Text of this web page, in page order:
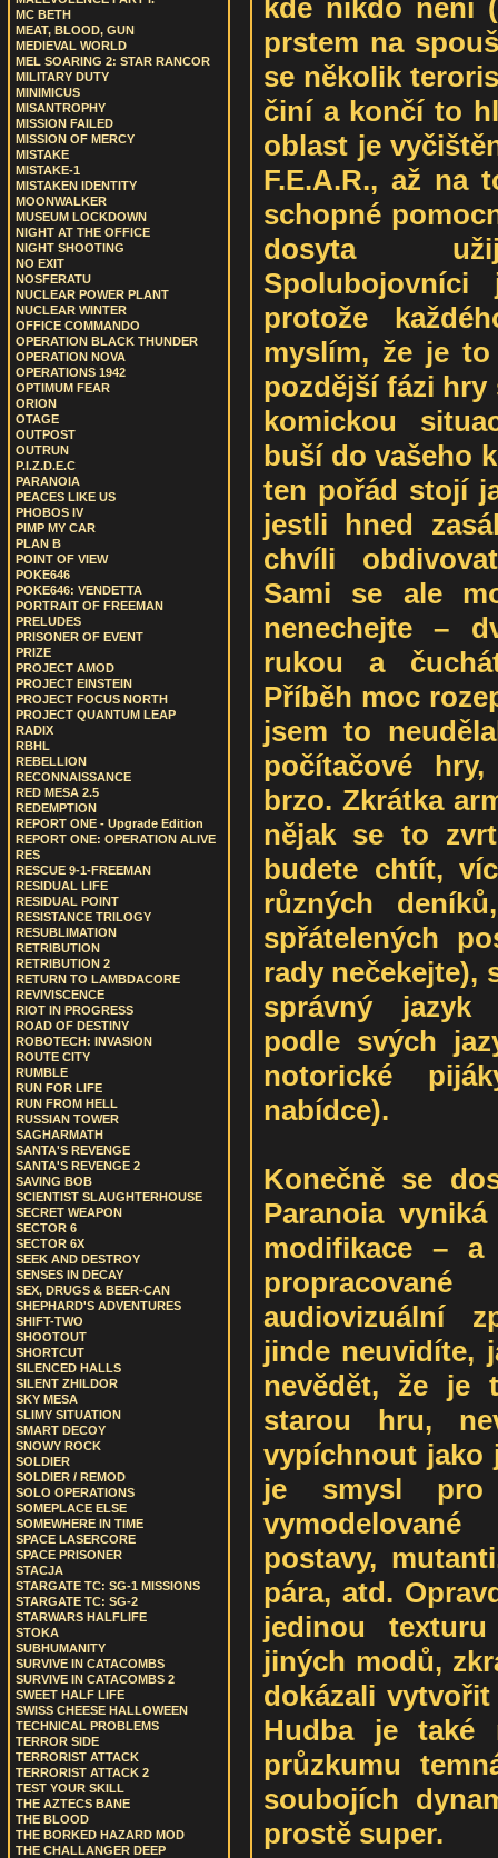
MC BETH
MEAT, BLOOD, GUN
MEDIEVAL WORLD
MEL SOARING 2: STAR RANCOR
MILITARY DUTY
MINIMICUS
MISANTROPHY
MISSION FAILED
MISSION OF MERCY
MISTAKE
MISTAKE-1
MISTAKEN IDENTITY
MOONWALKER
MUSEUM LOCKDOWN
NIGHT AT THE OFFICE
NIGHT SHOOTING
NO EXIT
NOSFERATU
NUCLEAR POWER PLANT
NUCLEAR WINTER
OFFICE COMMANDO
OPERATION BLACK THUNDER
OPERATION NOVA
OPERATIONS 1942
OPTIMUM FEAR
ORION
OTAGE
OUTPOST
OUTRUN
P.I.Z.D.E.C
PARANOIA
PEACES LIKE US
PHOBOS IV
PIMP MY CAR
PLAN B
POINT OF VIEW
POKE646
POKE646: VENDETTA
PORTRAIT OF FREEMAN
PRELUDES
PRISONER OF EVENT
PRIZE
PROJECT AMOD
PROJECT EINSTEIN
PROJECT FOCUS NORTH
PROJECT QUANTUM LEAP
RADIX
RBHL
REBELLION
RECONNAISSANCE
RED MESA 2.5
REDEMPTION
REPORT ONE - Upgrade Edition
REPORT ONE: OPERATION ALIVE
RES
RESCUE 9-1-FREEMAN
RESIDUAL LIFE
RESIDUAL POINT
RESISTANCE TRILOGY
RESUBLIMATION
RETRIBUTION
RETRIBUTION 2
RETURN TO LAMBDACORE
REVIVISCENCE
RIOT IN PROGRESS
ROAD OF DESTINY
ROBOTECH: INVASION
ROUTE CITY
RUMBLE
RUN FOR LIFE
RUN FROM HELL
RUSSIAN TOWER
SAGHARMATH
SANTA'S REVENGE
SANTA'S REVENGE 2
SAVING BOB
SCIENTIST SLAUGHTERHOUSE
SECRET WEAPON
SECTOR 6
SECTOR 6X
SEEK AND DESTROY
SENSES IN DECAY
SEX, DRUGS & BEER-CAN
SHEPHARD'S ADVENTURES
SHIFT-TWO
SHOOTOUT
SHORTCUT
SILENCED HALLS
SILENT ZHILDOR
SKY MESA
SLIMY SITUATION
SMART DECOY
SNOWY ROCK
SOLDIER
SOLDIER / REMOD
SOLO OPERATIONS
SOMEPLACE ELSE
SOMEWHERE IN TIME
SPACE LASERCORE
SPACE PRISONER
STACJA
STARGATE TC: SG-1 MISSIONS
STARGATE TC: SG-2
STARWARS HALFLIFE
STOKA
SUBHUMANITY
SURVIVE IN CATACOMBS
SURVIVE IN CATACOMBS 2
SWEET HALF LIFE
SWISS CHEESE HALLOWEEN
TECHNICAL PROBLEMS
TERROR SIDE
TERRORIST ATTACK
TERRORIST ATTACK 2
TEST YOUR SKILL
THE AZTECS BANE
THE BLOOD
THE BORKED HAZARD MOD
THE CHALLANGER DEEP
kde nikdo není
prstem na
se několik
činí a končí to
oblast je
F.E.A.R., až na
schopné
dosyta
Spolubojovníci
protože
myslím, že je
pozdější fázi hry
komickou
buší do vašeho
ten pořád stojí
jestli hned
chvíli
Sami se ale
nenechejte –
rukou a
Příběh moc
jsem to
počítačové
brzo. Zkrátka
nějak se to
budete chtít,
různých
spřátelených
rady nečekejte),
správný jazyk
podle svých
notorické
nabídce).
Konečně se
Paranoia
modifikace –
audiovizuální
jinde neuvidíte,
nevědět, že je
starou hru,
vypíchnout jako
je smysl pro
postavy,
pára, atd.
jedinou
jiných modů,
dokázali
Hudba je
průzkumu
soubojích
prostě super.